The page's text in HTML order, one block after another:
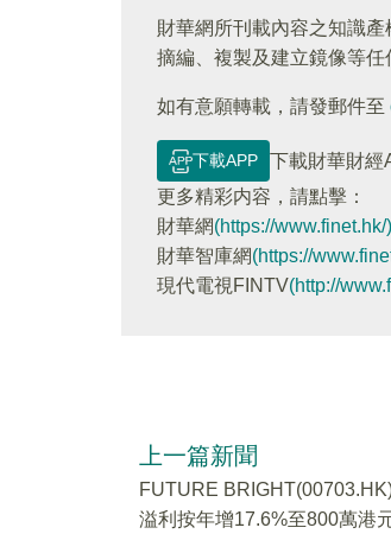
財華網所刊載內容之知識
摘編、複製及建立鏡像等任
如有意願轉載，請發郵件至
下載APP
下載財華財經
更多精彩内容，請點擊：
財華網(https://www.finet.hk/)
財華智庫網(https://
現代電視FINTV(http://
上一篇新聞
FUTURE
溢利按年增17.6%至800萬港